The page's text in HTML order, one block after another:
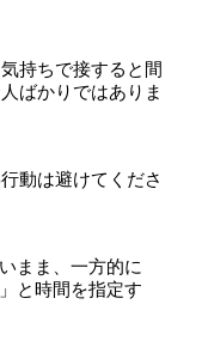
持ちで接すると間
ばかりではありま
動は避けてくださ
まま、一方的に
と時間を指定す